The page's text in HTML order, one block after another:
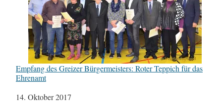
Empfang des Greizer Bürgermeisters: Roter Teppich für das
Ehrenamt
Datum
14. Oktober 2017